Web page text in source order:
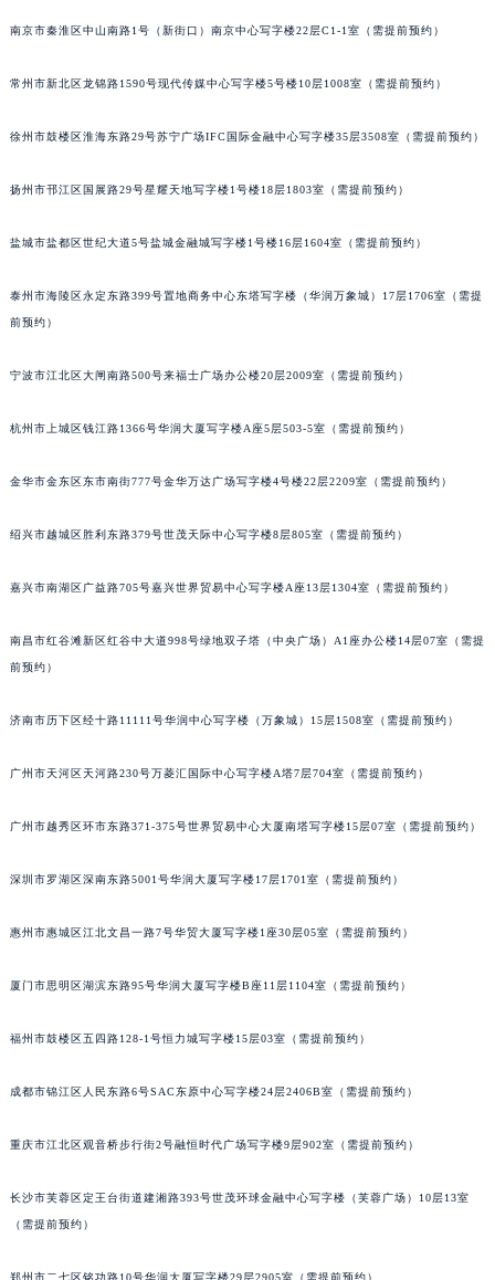
南京市秦淮区中山南路1号（新街口）南京中心写字楼22层C1-1室（需提前预约）
常州市新北区龙锦路1590号现代传媒中心写字楼5号楼10层1008室（需提前预约）
徐州市鼓楼区淮海东路29号苏宁广场IFC国际金融中心写字楼35层3508室（需提前预约）
扬州市邗江区国展路29号星耀天地写字楼1号楼18层1803室（需提前预约）
盐城市盐都区世纪大道5号盐城金融城写字楼1号楼16层1604室（需提前预约）
泰州市海陵区永定东路399号置地商务中心东塔写字楼（华润万象城）17层1706室（需提
前预约）
宁波市江北区大闸南路500号来福士广场办公楼20层2009室（需提前预约）
杭州市上城区钱江路1366号华润大厦写字楼A座5层503-5室（需提前预约）
金华市金东区东市南街777号金华万达广场写字楼4号楼22层2209室（需提前预约）
绍兴市越城区胜利东路379号世茂天际中心写字楼8层805室（需提前预约）
嘉兴市南湖区广益路705号嘉兴世界贸易中心写字楼A座13层1304室（需提前预约）
南昌市红谷滩新区红谷中大道998号绿地双子塔（中央广场）A1座办公楼14层07室（需提
前预约）
济南市历下区经十路11111号华润中心写字楼（万象城）15层1508室（需提前预约）
广州市天河区天河路230号万菱汇国际中心写字楼A塔7层704室（需提前预约）
广州市越秀区环市东路371-375号世界贸易中心大厦南塔写字楼15层07室（需提前预约）
深圳市罗湖区深南东路5001号华润大厦写字楼17层1701室（需提前预约）
惠州市惠城区江北文昌一路7号华贸大厦写字楼1座30层05室（需提前预约）
厦门市思明区湖滨东路95号华润大厦写字楼B座11层1104室（需提前预约）
福州市鼓楼区五四路128-1号恒力城写字楼15层03室（需提前预约）
成都市锦江区人民东路6号SAC东原中心写字楼24层2406B室（需提前预约）
重庆市江北区观音桥步行街2号融恒时代广场写字楼9层902室（需提前预约）
长沙市芙蓉区定王台街道建湘路393号世茂环球金融中心写字楼（芙蓉广场）10层13室
（需提前预约）
郑州市二七区铭功路10号华润大厦写字楼29层2905室（需提前预约）